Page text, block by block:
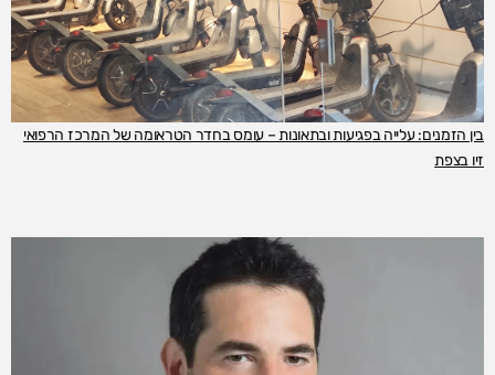
בין הזמנים: עלייה בפגיעות ובתאונות – עומס בחדר הטראומה של המרכז הרפואי
זיו בצפת